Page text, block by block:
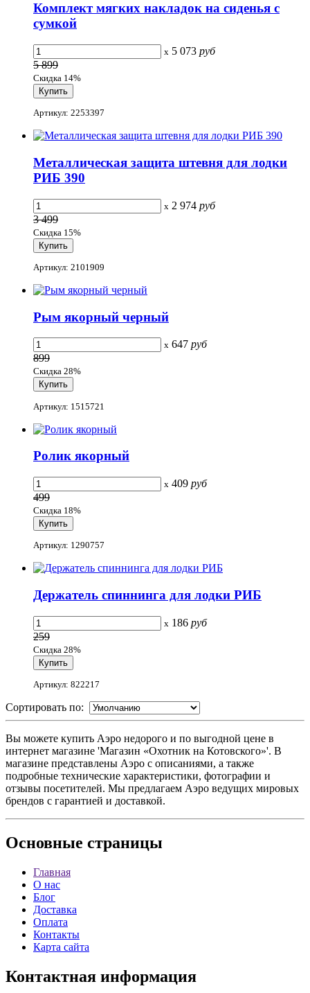
Комплект мягких накладок на сиденья с
сумкой
x 5 073 руб
5 899
Скидка 14%
Артикул: 2253397
Металлическая защита штевня для лодки
РИБ 390
x 2 974 руб
3 499
Скидка 15%
Артикул: 2101909
Рым якорный черный
x 647 руб
899
Скидка 28%
Артикул: 1515721
Ролик якорный
x 409 руб
499
Скидка 18%
Артикул: 1290757
Держатель спиннинга для лодки РИБ
x 186 руб
259
Скидка 28%
Артикул: 822217
Сортировать по:
Вы можете купить Аэро недорого и по выгодной цене в
интернет магазине 'Магазин «Охотник на Котовского»'. В
магазине представлены Аэро с описаниями, а также
подробные технические характеристики, фотографии и
отзывы посетителей. Мы предлагаем Аэро ведущих мировых
брендов с гарантией и доставкой.
Основные страницы
Главная
О нас
Блог
Доставка
Оплата
Контакты
Карта сайта
Контактная информация